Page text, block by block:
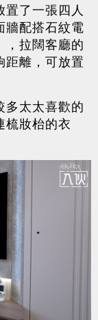
置了一張四人
牆配搭石紋電
，拉闊客廳的
距離，可放置
多太太喜歡的
梳妝枱的衣